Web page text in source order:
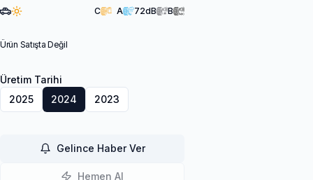
C A 72dB B
Ürün Satışta Değil
Üretim Tarihi
2025
2024 2023
Gelince Haber Ver
Hemen Al